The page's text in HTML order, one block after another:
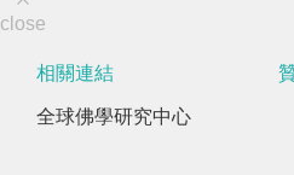
close
相關連結
全球佛學研究中心